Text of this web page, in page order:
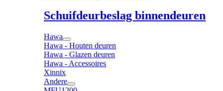
Schuifdeurbeslag binnendeuren
Hawa
Hawa - Houten deuren
Hawa - Glazen deuren
Hawa - Accessoires
Xinnix
Andere